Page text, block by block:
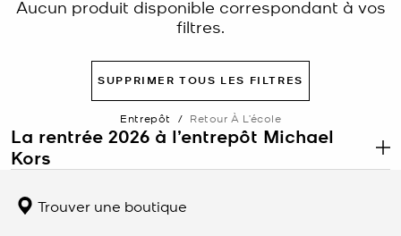
Aucun produit disponible correspondant à vos
filtres.
SUPPRIMER TOUS LES FILTRES
Entrepôt / Retour À L’école
La rentrée 2026 à l’entrepôt Michael
Kors
portez tous les jours. L’entrepôt Michael Kors propose les sacs à
dos, les sacs fourre-tout et les sacs à bandoulière conçus pour
Trouver une boutique